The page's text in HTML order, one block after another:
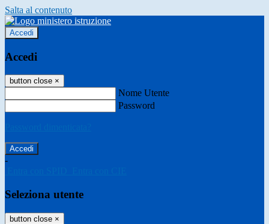
Salta al contenuto
Accedi
Accedi
button close ×
Nome Utente
Password
-
Seleziona utente
button close ×